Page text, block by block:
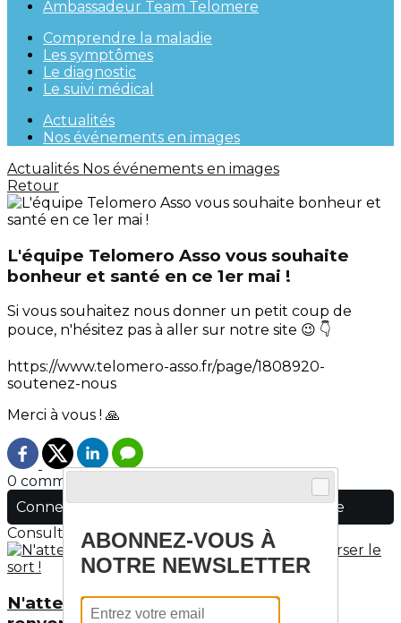
Ambassadeur Team Telomere
Comprendre la maladie
Les symptômes
Le diagnostic
Le suivi médical
Actualités
Nos événements en images
Actualités Nos événements en images
Retour
L'équipe Telomero Asso vous souhaite
bonheur et santé en ce 1er mai !
Si vous souhaitez nous donner un petit coup de
pouce, n'hésitez pas à aller sur notre site 😉 👇
https://www.telomero-asso.fr/page/1808920-
soutenez-nous
Merci à vous ! 🙏
0 commentaire(s)
Connectez-vous pour laisser un commentaire
Consultez également
N'attendez plus, rejoignez-nous pour
ABONNEZ-VOUS À
NOTRE NEWSLETTER